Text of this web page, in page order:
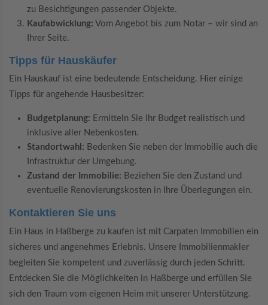
zu Besichtigungen passender Objekte.
Kaufabwicklung: Vom Angebot bis zum Notar – wir sind an
Ihrer Seite.
Tipps für Hauskäufer
Ein Hauskauf ist eine bedeutende Entscheidung. Hier einige
Tipps für angehende Hausbesitzer:
Budgetplanung: Ermitteln Sie Ihr Budget realistisch und
inklusive aller Nebenkosten.
Standortwahl: Bedenken Sie neben der Immobilie auch die
Infrastruktur der Umgebung.
Zustand der Immobilie: Beziehen Sie den Zustand und
eventuelle Renovierungskosten in Ihre Überlegungen ein.
Kontaktieren Sie uns
Ein Haus in Haßberge zu kaufen ist mit Carpaten Immobilien ein
sicheres und angenehmes Erlebnis. Unsere Immobilienmakler
begleiten Sie kompetent und zuverlässig durch jeden Schritt.
Entdecken Sie die Möglichkeiten in Haßberge und erfüllen Sie
sich den Traum vom eigenen Heim mit unserer Unterstützung.